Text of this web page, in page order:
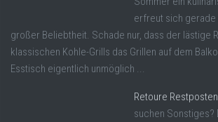
erfreut sich gerade
großer Beliebtheit. Schade nur, dass der lästige
klassischen Kohle-Grills das Grillen auf dem
Esstisch eigentlich unmöglich ...
Retoure
suchen Sonstiges?